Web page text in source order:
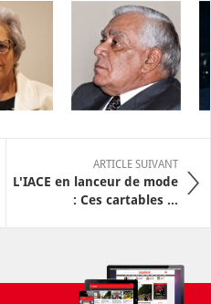
ARTICLE SUIVANT
L'IACE en lanceur de mode
: Ces cartables ...